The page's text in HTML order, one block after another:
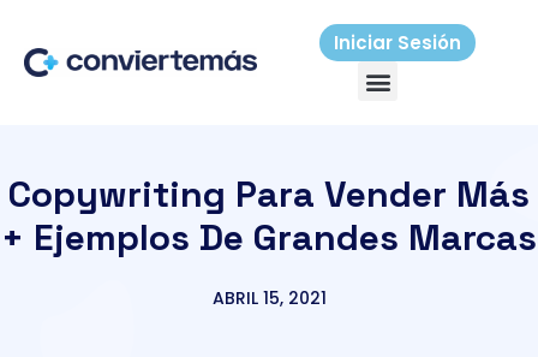
contenido
Iniciar Sesión
Menú
Copywriting Para Vender Más
+ Ejemplos De Grandes Marcas
ABRIL 15, 2021